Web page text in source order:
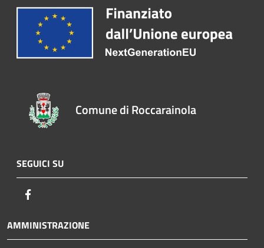
Comune di Roccarainola
SEGUICI SU
AMMINISTRAZIONE